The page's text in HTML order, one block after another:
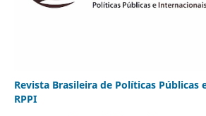
Revista Brasileira de Políticas Públicas
RPPI